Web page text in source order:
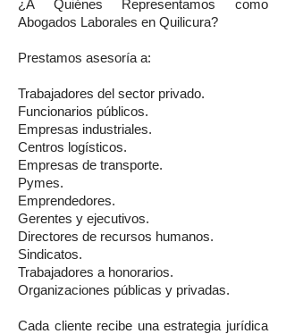
¿A Quiénes Representamos como
Abogados Laborales en Quilicura?
Prestamos asesoría a:
Trabajadores del sector privado.
Funcionarios públicos.
Empresas industriales.
Centros logísticos.
Empresas de transporte.
Pymes.
Emprendedores.
Gerentes y ejecutivos.
Directores de recursos humanos.
Sindicatos.
Trabajadores a honorarios.
Organizaciones públicas y privadas.
Cada cliente recibe una estrategia jurídica